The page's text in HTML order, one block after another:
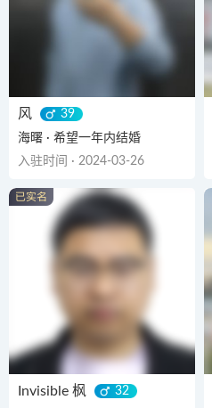
风
39
海曙 · 希望一年内结婚
入驻时间 · 2024-03-26
Invisible 枫
32